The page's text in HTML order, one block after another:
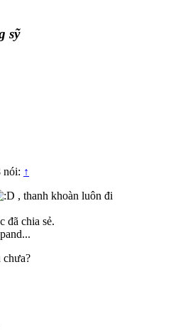
sỹ
nói: ↑
, thanh khoàn luôn đi
đã chia sẻ.
chưa?